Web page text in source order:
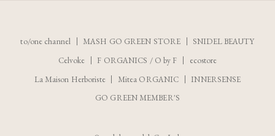
to/one channel MASH GO GREEN STORE
SNIDEL BEAUTY
Celvoke
F ORGANICS / O by F
ecostore
La Maison Herboriste
Mitea ORGANIC
INNERSENSE
GO GREEN MEMBER'S